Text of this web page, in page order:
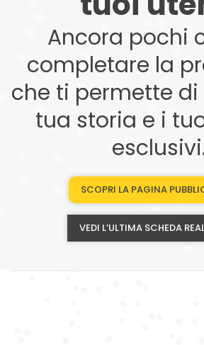
Ancora pochi
completare la
che ti permette di
tua storia e i
SCOPRI LA PAGINA
VEDI L’ULTIMA SCHEDA